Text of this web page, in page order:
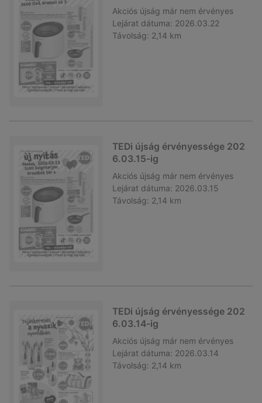
Akciós újság már nem érvényes
Lejárat dátuma: 2026.03.22
Távolság: 2,14 km
TEDi újság érvényessége 202
6.03.15-ig
Akciós újság már nem érvényes
Lejárat dátuma: 2026.03.15
Távolság: 2,14 km
TEDi újság érvényessége 202
6.03.14-ig
Akciós újság már nem érvényes
Lejárat dátuma: 2026.03.14
Távolság: 2,14 km